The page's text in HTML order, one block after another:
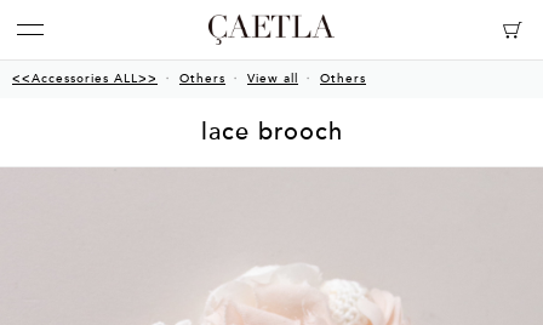
<<Accessories ALL>> Others View all Others
lace brooch